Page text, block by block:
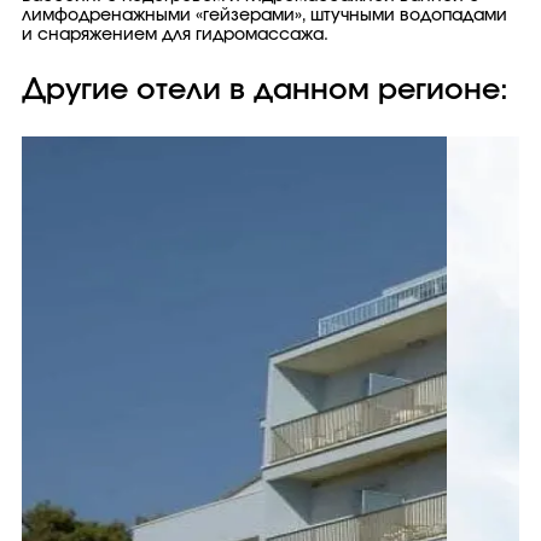
лимфодренажными «гейзерами», штучными водопадами
и снаряжением для гидромассажа.
Другие отели в данном регионе: